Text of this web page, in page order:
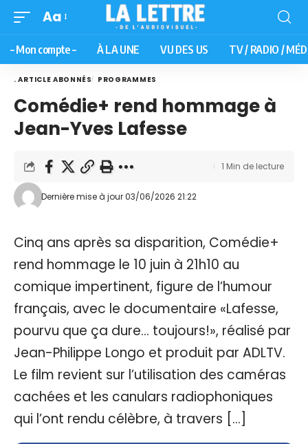
Aa
– Mon compte – À LA UNE VU DES US TV / RADIO /
. ARTICLE ABONNÉS PROGRAMMES
Comédie+ rend hommage à
Jean-Yves Lafesse
Dernière mise à jour 03/06/2026 21:22
1 Min de lecture
Cinq ans après sa disparition, Comédie+
rend hommage le 10 juin à 21h10 au
comique impertinent, figure de l’humour
français, avec le documentaire «Lafesse,
pourvu que ça dure… toujours!», réalisé par
Jean-Philippe Longo et produit par ADLTV.
Le film revient sur l’utilisation des caméras
cachées et les canulars radiophoniques
qui l’ont rendu célèbre, à travers […]